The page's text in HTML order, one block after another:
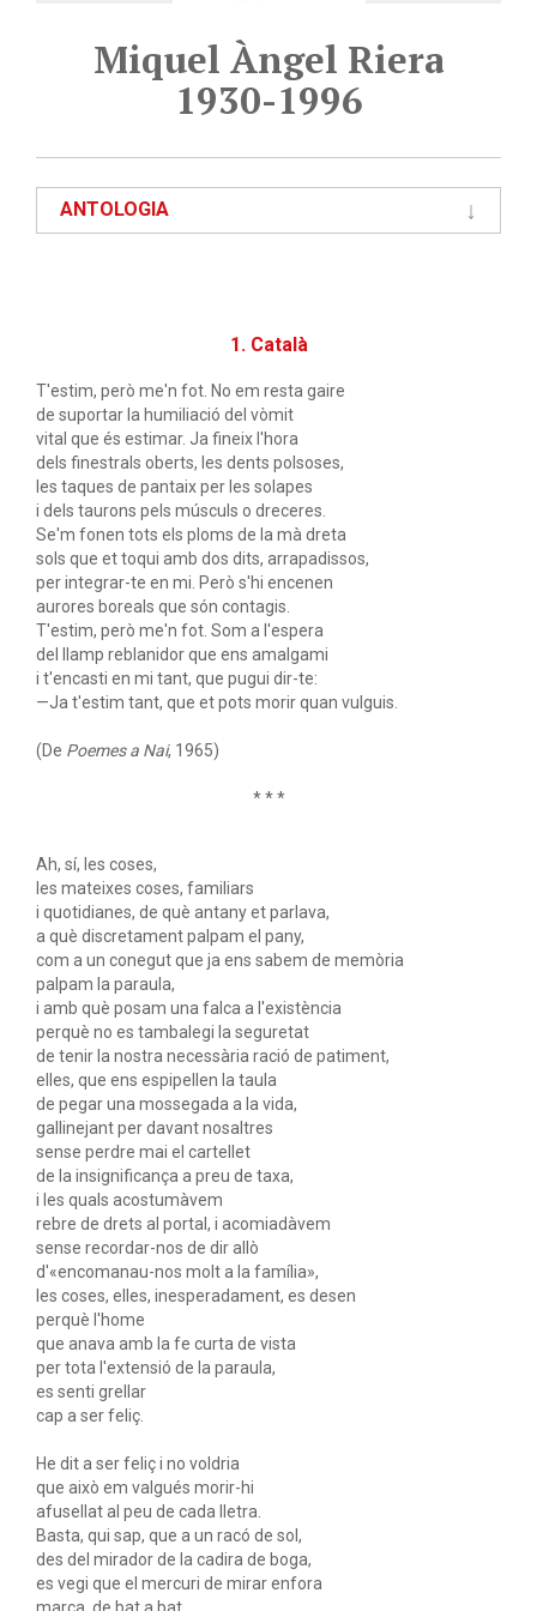
Miquel Àngel Riera
1930-1996
ANTOLOGIA
1. Català
T'estim, però me'n fot. No em resta gaire
de suportar la humiliació del vòmit
vital que és estimar. Ja fineix l'hora
dels finestrals oberts, les dents polsoses,
les taques de pantaix per les solapes
i dels taurons pels músculs o dreceres.
Se'm fonen tots els ploms de la mà dreta
sols que et toqui amb dos dits, arrapadissos,
per integrar-te en mi. Però s'hi encenen
aurores boreals que són contagis.
T'estim, però me'n fot. Som a l'espera
del llamp reblanidor que ens amalgami
i t'encasti en mi tant, que pugui dir-te:
—Ja t'estim tant, que et pots morir quan vulguis.
(De Poemes a Nai, 1965)
* * *
Ah, sí, les coses,
les mateixes coses, familiars
i quotidianes, de què antany et parlava,
a què discretament palpam el pany,
com a un conegut que ja ens sabem de memòria
palpam la paraula,
i amb què posam una falca a l'existència
perquè no es tambalegi la seguretat
de tenir la nostra necessària ració de patiment,
elles, que ens espipellen la taula
de pegar una mossegada a la vida,
gallinejant per davant nosaltres
sense perdre mai el cartellet
de la insignificança a preu de taxa,
i les quals acostumàvem
rebre de drets al portal, i acomiadàvem
sense recordar-nos de dir allò
d'«encomanau-nos molt a la família»,
les coses, elles, inesperadament, es desen
perquè l'home
que anava amb la fe curta de vista
per tota l'extensió de la paraula,
es senti grellar
cap a ser feliç.
He dit a ser feliç i no voldria
que això em valgués morir-hi
afusellat al peu de cada lletra.
Basta, qui sap, que a un racó de sol,
des del mirador de la cadira de boga,
es vegi que el mercuri de mirar enfora